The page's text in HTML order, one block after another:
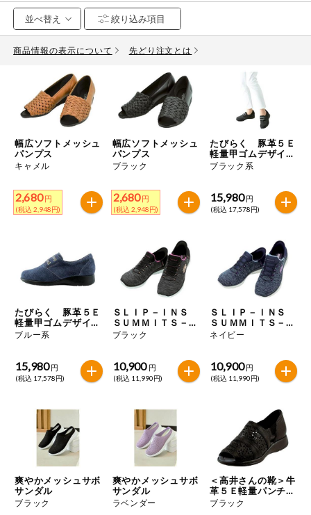
お気に入り注文
注文履歴注文
WEBカタログ
先着限定から探す
食品から探す
家庭用品から探す
目的から探す
生協独自
自動注文システム登録
自動注文システム登録を確認する
自動注文システム登録を修正する
くらしの定番品（毎週企画）
豆腐・納豆・
こんにゃく
冷凍食品
ミールキット
など
レトルト・缶
詰・瓶詰
し・油・ルー
おやつ
飲料
酒・ノンアル
コール
切り花・仏花
ティッシュ・
トイレットペ
ーパー
カテゴリ
アレルゲン情報
を検索できます。
卵
落花生 えび かに くるみ
特定原材料に準ずるもの
カシューナッツ
キウイフルーツ 牛肉
さけ ゼラチン 大豆
鶏肉 バナナ
商品情報の表示について 先どり注文とは
幅広ソフトメッシュ
パンプス
キャメル
2,680 円
(税込 2,948円)
幅広ソフトメッシュ
パンプス
ブラック
2,680 円
(税込 2,948円)
たびらく 豚革５Ｅ
軽量甲ゴムデザイン
シューズ
ブラック系
15,980 円
(税込 17,578円)
たびらく 豚革５Ｅ
軽量甲ゴムデザイン
シューズ
ブルー系
15,980 円
(税込 17,578円)
ＳＬＩＰ－ＩＮＳ
ＳＵＭＭＩＴＳ－Ｄ
ＡＺＺＬＩＮＧ－Ｈ
ＡＺＥ
ブラック
10,900 円
(税込 11,990円)
ＳＬＩＰ－ＩＮＳ
ＳＵＭＭＩＴＳ－Ｄ
ＡＺＺＬＩＮＧ－Ｈ
ＡＺＥ
ネイビー
10,900 円
(税込 11,990円)
爽やかメッシュサボ
サンダル
ブラック
爽やかメッシュサボ
サンダル
ラベンダー
＜高井さんの靴＞牛
革５Ｅ軽量パンチン
グサンダル
ブラック